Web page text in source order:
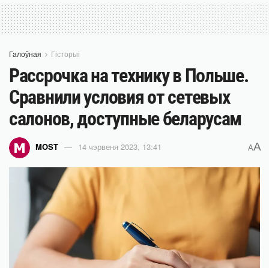
Галоўная Гісторыі
Рассрочка на технику в Польше.
Сравнили условия от сетевых
салонов, доступные беларусам
MOST 14 чэрвеня 2023, 13:41 AA